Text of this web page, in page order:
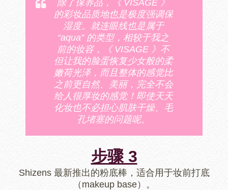
除了保养品，《 VISAGE 》
的彩妆品质地也是极度强调保
湿度。就连眼线也是属于
“aqua” 的类型，相较于我之
前的妆容，
《 VISAGE 》不
但让我的脸蛋恢复少女般的柔
嫩荷光泽，而且整体的感觉比
之前更自然、美丽，完全不会
给人很厚妆的感觉！即使天天
化妆也不必担心肌肤干燥、毛
孔堵塞的问题呢。
步骤 3
Shizens 最新推出的粉底棒，适合用于妆前打底
（makeup base）。